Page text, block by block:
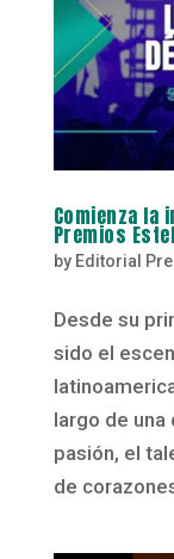
Comienza
Premios
by Editorial
Desde su
sido el
largo de una
pasión, el
de